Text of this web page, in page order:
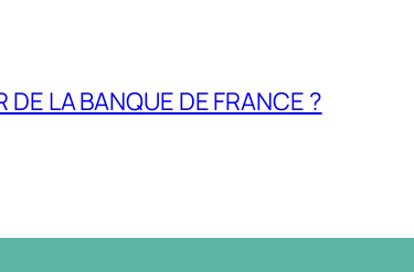
DE LA BANQUE DE FRANCE ?